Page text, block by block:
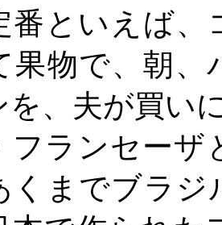
番といえば
果物で、朝
を、夫が買い
ランセーザ
くまでブラ